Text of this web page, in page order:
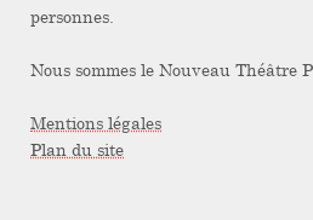
personnes.
Nous sommes le Nouveau Théâtre
Mentions légales
Plan du site